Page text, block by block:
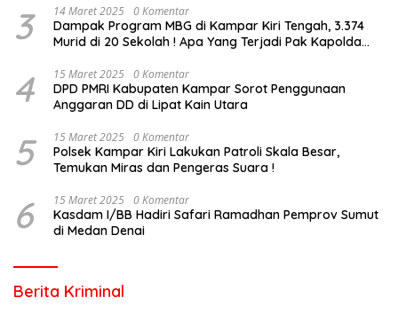
3 14 Maret 2025 0 Komentar
Dampak Program MBG di Kampar Kiri Tengah, 3.374
Murid di 20 Sekolah ! Apa Yang Terjadi Pak Kapolda
4 15 Maret 2025 0 Komentar
DPD PMRI Kabupaten Kampar Sorot Penggunaan
Anggaran DD di Lipat Kain Utara
5 15 Maret 2025 0 Komentar
Polsek Kampar Kiri Lakukan Patroli Skala Besar,
Temukan Miras dan Pengeras Suara !
6 15 Maret 2025 0 Komentar
Kasdam I/BB Hadiri Safari Ramadhan Pemprov Sumut
di Medan Denai
Berita Kriminal